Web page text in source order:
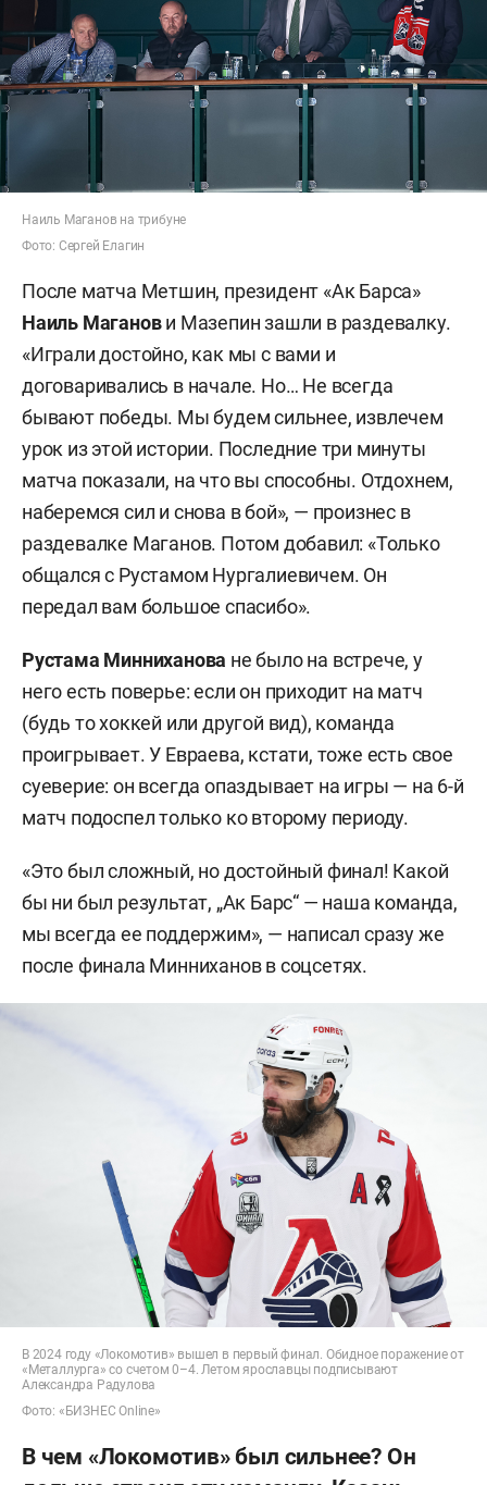
Наиль Маганов на трибуне
Фото: Сергей Елагин
После матча Метшин, президент «Ак Барса»
Наиль Маганови Мазепин зашли в раздевалку.
«Играли достойно, как мы с вами и
договаривались в начале. Но… Не всегда
бывают победы. Мы будем сильнее, извлечем
урок из этой истории. Последние три минуты
матча показали, на что вы способны. Отдохнем,
наберемся сил и снова в бой», — произнес в
раздевалке Маганов. Потом добавил: «Только
общался с Рустамом Нургалиевичем. Он
передал вам большое спасибо».
Рустама Минниханова не было на встрече, у
него есть поверье: если он приходит на матч
(будь то хоккей или другой вид), команда
проигрывает. У Евраева, кстати, тоже есть свое
суеверие: он всегда опаздывает на игры — на 6-й
матч подоспел только ко второму периоду.
«Это был сложный, но достойный финал! Какой
бы ни был результат, „Ак Барс“ — наша команда,
мы всегда ее поддержим», — написал сразу же
после финала Минниханов в соцсетях.
В 2024 году «Локомотив» вышел в первый финал. Обидное поражение от
«Металлурга» со счетом 0–4. Летом ярославцы подписывают
Александра Радулова
Фото: «БИЗНЕС Online»
В чем «Локомотив» был сильнее? Он